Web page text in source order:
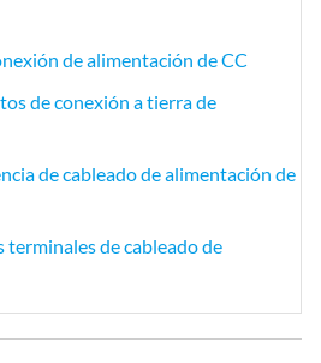
de alimentación de CC
de conexión a tierra de
de cableado de alimentación de
de cableado de